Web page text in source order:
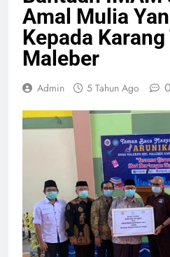
Amal Mulia
Kepada
Maleber
Admin 5 Tahun Ago 0